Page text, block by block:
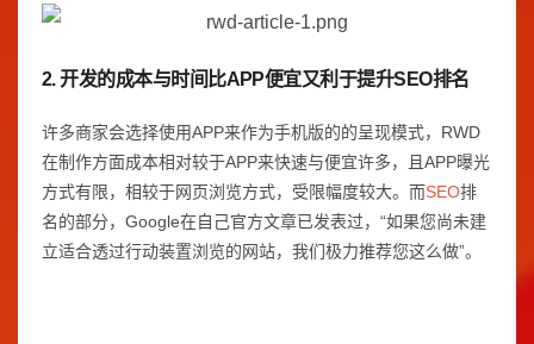
2. 开发的成本与时间比APP便宜又利于提升SEO排名
许多商家会选择使用APP来作为手机版的的呈现模式，RWD
在制作方面成本相对较于APP来快速与便宜许多，且APP曝光
方式有限，相较于网页浏览方式，受限幅度较大。而SEO排
名的部分，Google在自己官方文章已发表过，“如果您尚未建
立适合透过行动装置浏览的网站，我们极力推荐您这么做”。